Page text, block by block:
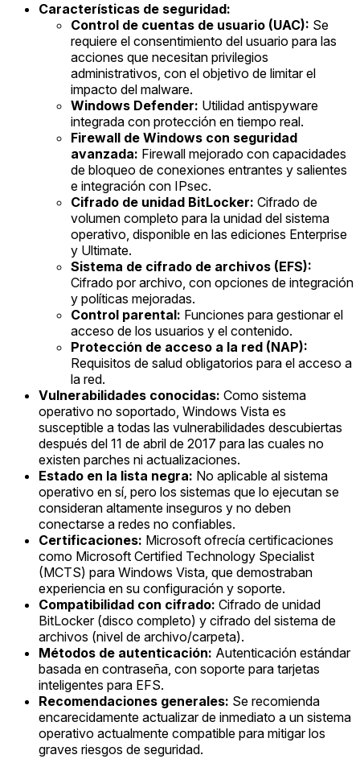
Características de seguridad:
Control de cuentas de usuario (UAC): Se
requiere el consentimiento del usuario para las
acciones que necesitan privilegios
administrativos, con el objetivo de limitar el
impacto del malware.
Windows Defender: Utilidad antispyware
integrada con protección en tiempo real.
Firewall de Windows con seguridad
avanzada: Firewall mejorado con capacidades
de bloqueo de conexiones entrantes y salientes
e integración con IPsec.
Cifrado de unidad BitLocker: Cifrado de
volumen completo para la unidad del sistema
operativo, disponible en las ediciones Enterprise
y Ultimate.
Sistema de cifrado de archivos (EFS):
Cifrado por archivo, con opciones de integración
y políticas mejoradas.
Control parental: Funciones para gestionar el
acceso de los usuarios y el contenido.
Protección de acceso a la red (NAP):
Requisitos de salud obligatorios para el acceso a
la red.
Vulnerabilidades conocidas: Como sistema
operativo no soportado, Windows Vista es
susceptible a todas las vulnerabilidades descubiertas
después del 11 de abril de 2017 para las cuales no
existen parches ni actualizaciones.
Estado en la lista negra: No aplicable al sistema
operativo en sí, pero los sistemas que lo ejecutan se
consideran altamente inseguros y no deben
conectarse a redes no confiables.
Certificaciones: Microsoft ofrecía certificaciones
como Microsoft Certified Technology Specialist
(MCTS) para Windows Vista, que demostraban
experiencia en su configuración y soporte.
Compatibilidad con cifrado: Cifrado de unidad
BitLocker (disco completo) y cifrado del sistema de
archivos (nivel de archivo/carpeta).
Métodos de autenticación: Autenticación estándar
basada en contraseña, con soporte para tarjetas
inteligentes para EFS.
Recomendaciones generales: Se recomienda
encarecidamente actualizar de inmediato a un sistema
operativo actualmente compatible para mitigar los
graves riesgos de seguridad.